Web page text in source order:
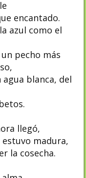
encantado.
azul como el
pecho más
blanca, del
llegó,
madura,
la cosecha.